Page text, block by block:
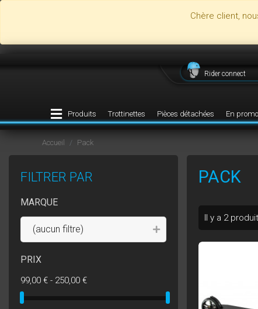
Chère client,
Rider connect
Produits Trottinettes Pièces détachées En promo
Accueil Pack
FILTRER PAR
MARQUE
(aucun filtre)
PRIX
99,00 € - 250,00 €
PACK
Il y a 2